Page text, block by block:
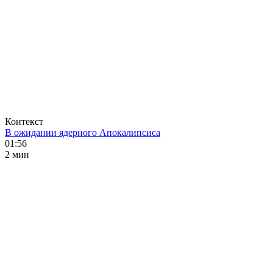
Контекст
В ожидании ядерного Апокалипсиса
01:56
2 мин